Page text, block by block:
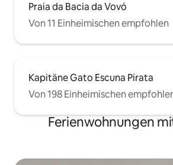
Praia da Bacia da Vovó
Von 11 Einheimischen empfohlen
Kapitäne Gato Escuna Pirata
Von 198 Einheimischen
Ferienwohnungen